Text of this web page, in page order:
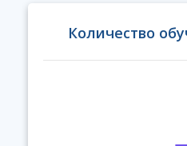
Количество